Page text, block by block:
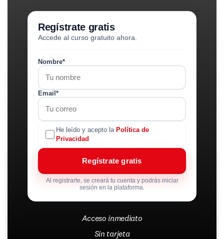
Regístrate gratis
Accede al curso gratuito ahora.
Nombre*
Email*
He leído y acepto la Política de
Privacidad
Regístrate gratis
Al registrarte, se creará tu cuenta y podrás iniciar
sesión en la plataforma.
Acceso inmediato
Sin tarjeta